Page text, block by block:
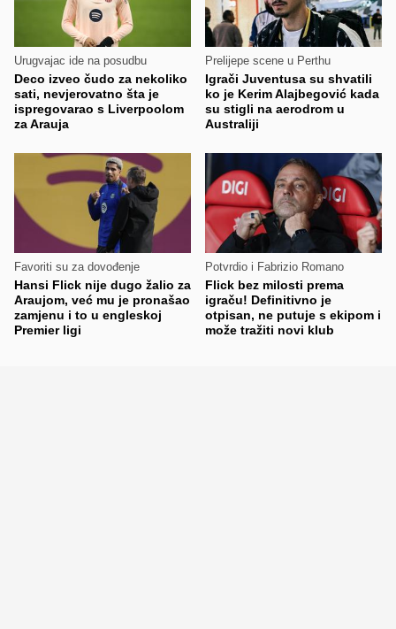
Urugvajac ide na posudbu
Deco izveo čudo za nekoliko
sati, nevjerovatno šta je
ispregovarao s Liverpoolom
za Arauja
Prelijepe scene u Perthu
Igrači Juventusa su shvatili
ko je Kerim Alajbegović kada
su stigli na aerodrom u
Australiji
Favoriti su za dovođenje
Hansi Flick nije dugo žalio za
Araujom, već mu je pronašao
zamjenu i to u engleskoj
Premier ligi
Potvrdio i Fabrizio Romano
Flick bez milosti prema
igraču! Definitivno je
otpisan, ne putuje s ekipom i
može tražiti novi klub